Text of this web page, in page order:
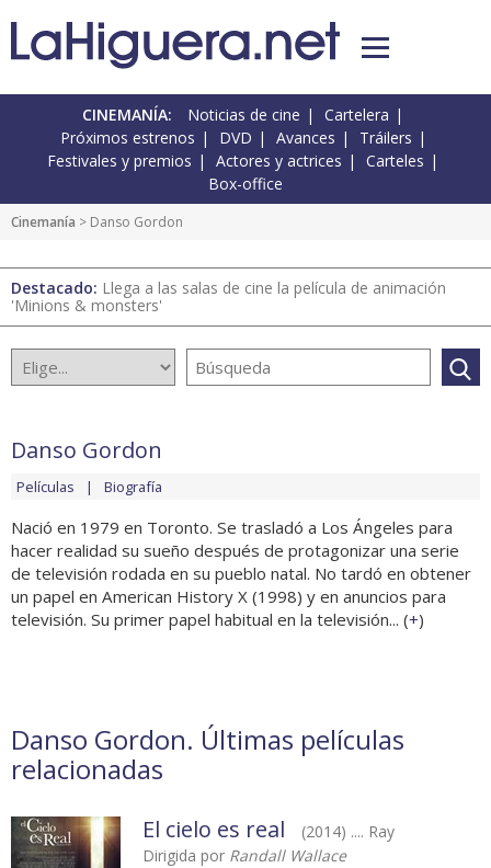
CINEMANÍA: Noticias de cine
Cartelera
Próximos estrenos
DVD Avances
Tráilers
Festivales y premios
Actores y actrices
Carteles
Box-office
Cinemanía > Danso Gordon
Destacado: Llega a las salas de cine la película de animación
'Minions & monsters'
Danso Gordon
Películas Biografía
Nació en 1979 en Toronto. Se trasladó a Los Ángeles para
hacer realidad su sueño después de protagonizar una serie
de televisión rodada en su pueblo natal. No tardó en obtener
un papel en American History X (1998) y en anuncios para
televisión. Su primer papel habitual en la televisión... (+)
Danso Gordon. Últimas películas
relacionadas
El cielo es real
(2014) .... Ray
Dirigida por Randall Wallace